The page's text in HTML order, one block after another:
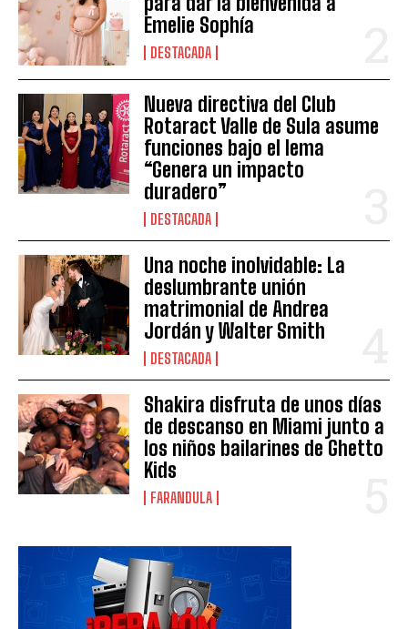
Emelie Sophía
DESTACADA
Nueva directiva del Club
Rotaract Valle de Sula asume
funciones bajo el lema
“Genera un impacto
duradero”
DESTACADA
Una noche inolvidable: La
deslumbrante unión
matrimonial de Andrea
Jordán y Walter Smith
DESTACADA
Shakira disfruta de unos días
de descanso en Miami junto a
los niños bailarines de Ghetto
Kids
FARANDULA